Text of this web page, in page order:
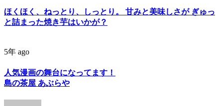
ほくほく、ねっとり、しっとり。 甘みと美味しさが ぎゅっ
と詰まった焼き芋はいかが？
5年 ago
人気漫画の舞台になってます！
島の茶屋 あぶらや